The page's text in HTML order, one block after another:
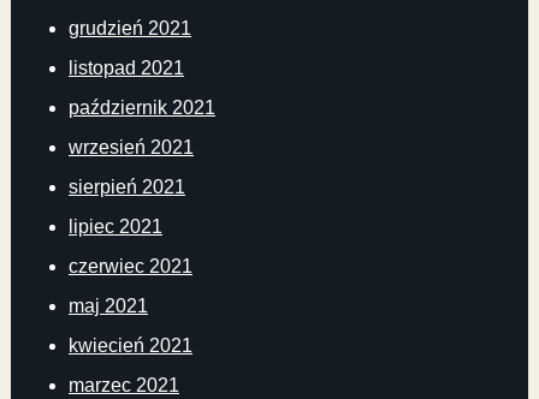
grudzień 2021
listopad 2021
październik 2021
wrzesień 2021
sierpień 2021
lipiec 2021
czerwiec 2021
maj 2021
kwiecień 2021
marzec 2021